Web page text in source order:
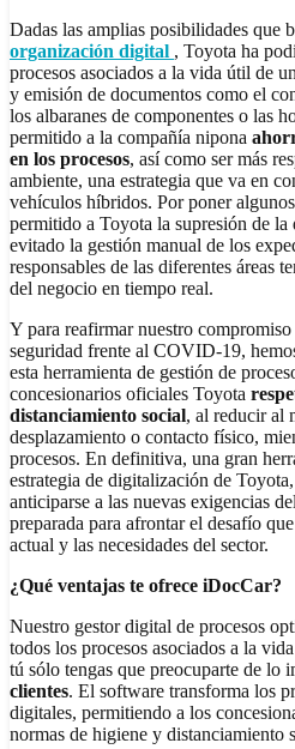
Dadas las amplias posibilidades que
organización digital , Toyota ha
procesos asociados a la vida útil de
y emisión de documentos como el
los albaranes de componentes o las
permitido a la compañía nipona
en los procesos, así como ser más
ambiente, una estrategia que va en
vehículos híbridos. Por poner
permitido a Toyota la supresión de la
evitado la gestión manual de los
responsables de las diferentes áreas
del negocio en tiempo real.
Y para reafirmar nuestro
seguridad frente al COVID-19,
esta herramienta de gestión de
concesionarios oficiales Toyota
distanciamiento social, al reducir al
desplazamiento o contacto físico,
procesos. En definitiva, una gran
estrategia de digitalización de
anticiparse a las nuevas exigencias
preparada para afrontar el desafío
actual y las necesidades del sector.
¿Qué ventajas te ofrece iDocCar?
Nuestro gestor digital de procesos
todos los procesos asociados a la
tú sólo tengas que preocuparte de lo
clientes. El software transforma los
digitales, permitiendo a los
normas de higiene y distanciamiento